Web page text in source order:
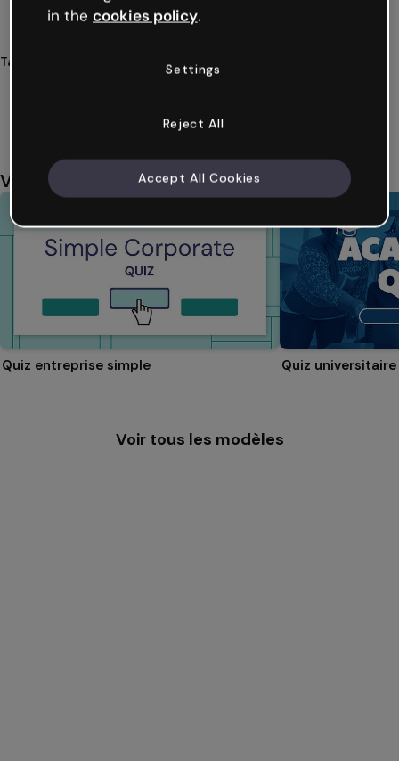
Tags
Vous aimerez aussi
Quiz entreprise simple Quiz universitaire
Voir tous les modèles
in the cookies policy.
Settings
Reject All
Accept All Cookies